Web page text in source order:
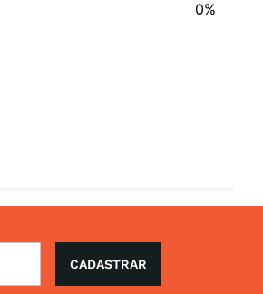
0%
CADASTRAR